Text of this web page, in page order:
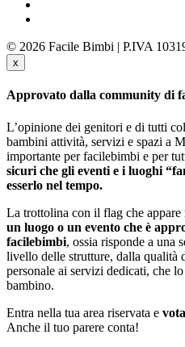
© 2026 Facile Bimbi | P.IVA
x
Approvato dalla community di
L’opinione dei genitori e di tutti
bambini attività, servizi e spazi a
importante per facilebimbi e per
sicuri che gli eventi e i luoghi
esserlo nel tempo.
La trottolina con il flag che
un luogo o un evento che è
facilebimbi, ossia risponde a una
livello delle strutture, dalla qualità
personale ai servizi dedicati, che
bambino.
Entra nella tua area riservata e
Anche il tuo parere conta!